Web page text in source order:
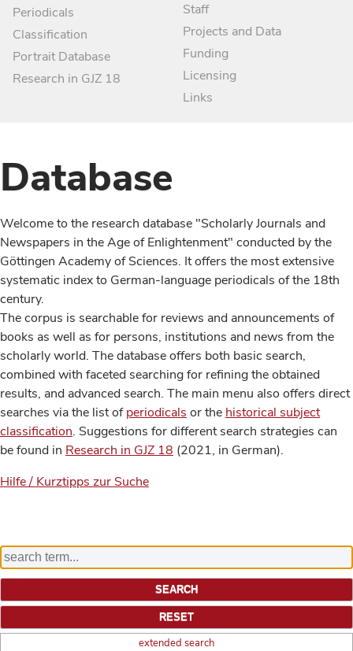
Periodicals
Classification
Portrait Database
Research in GJZ 18
Staff
Projects and Data
Funding
Licensing
Links
Database
Welcome to the research database "Scholarly Journals and
Newspapers in the Age of Enlightenment" conducted by the
Göttingen Academy of Sciences. It offers the most extensive
systematic index to German-language periodicals of the 18th
century.
The corpus is searchable for reviews and announcements of
books as well as for persons, institutions and news from the
scholarly world. The database offers both basic search,
combined with faceted searching for refining the obtained
results, and advanced search. The main menu also offers direct
searches via the list ofperiodicals or the historical subject
classification. Suggestions for different search strategies can
be found in Research in GJZ 18 (2021, in German).
Hilfe / Kurztipps zur Suche
extended search